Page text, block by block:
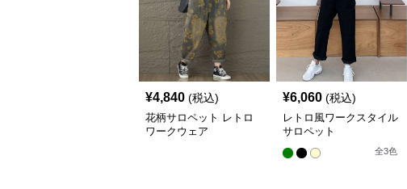
¥4,840 (税込)
花柄サロペット レトロ
ワークウェア
¥6,060 (税込)
レトロ風ワークスタイル
サロペット
全3色